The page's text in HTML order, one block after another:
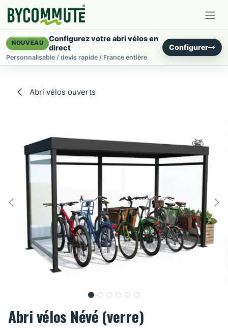
NOUVEAU
Configurez votre abri vélos en
direct
Personnalisable / devis rapide / France entière
Configurer
Abri vélos ouverts
Abri vélos Névé (verre)